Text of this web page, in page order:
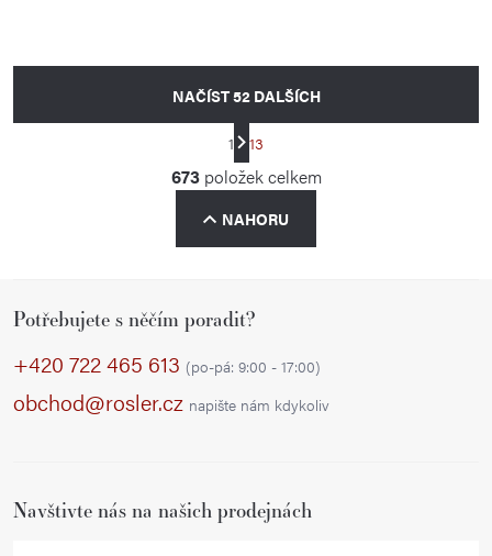
O
v
l
á
a
í
p
y
NAČÍST 52 DALŠÍCH
S
t
r
á
v
n
1 13
673položek celkem
NAHORU
Potřebujete s něčím poradit?
+420 722 465 613 (po-pá: 9:00 - 17:00)
obchod@rosler.cz napište nám kdykoliv
Navštivte nás na našich prodejnách